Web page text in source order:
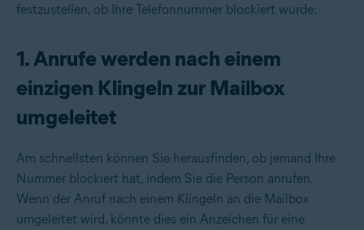
festzustellen, ob Ihre Telefonnummer blockiert wurde:
1. Anrufe werden nach einem
einzigen Klingeln zur Mailbox
umgeleitet
Am schnellsten können Sie herausfinden, ob jemand Ihre
Nummer blockiert hat, indem Sie die Person anrufen.
Wenn der Anruf nach einem Klingeln an die Mailbox
umgeleitet wird, könnte dies ein Anzeichen für eine